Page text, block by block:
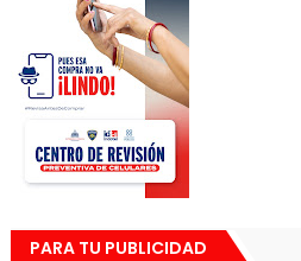
PARA TU PUBLICIDAD